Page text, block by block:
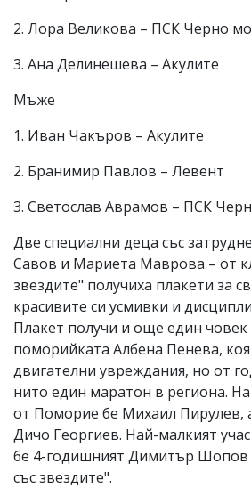
2. Лора Великова – ПСК Черно
3. Ана Делинешева – Акулите
Мъже
1. Иван Чакъров – Акулите
2. Бранимир Павлов – Левент
3. Светослав Аврамов – ПСК
Две специални деца със
Савов и Мариета Маврова – от
звездите" получиха плакети за
красивите си усмивки и
Плакет получи и още един
поморийката Албена Пенева,
двигателни увреждания, но от
нито един маратон в региона.
от Поморие бе Михаил Пирулев,
Дичо Георгиев. Най-малкият
бе 4-годишният Димитър Шопов
със звездите".